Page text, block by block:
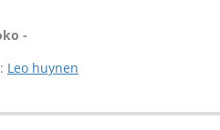
-
Leo huynen